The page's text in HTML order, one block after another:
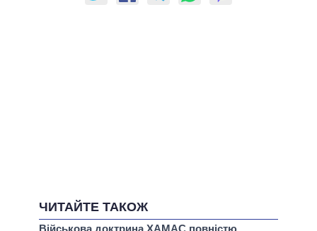
ЧИТАЙТЕ ТАКОЖ
Військова доктрина ХАМАС повністю